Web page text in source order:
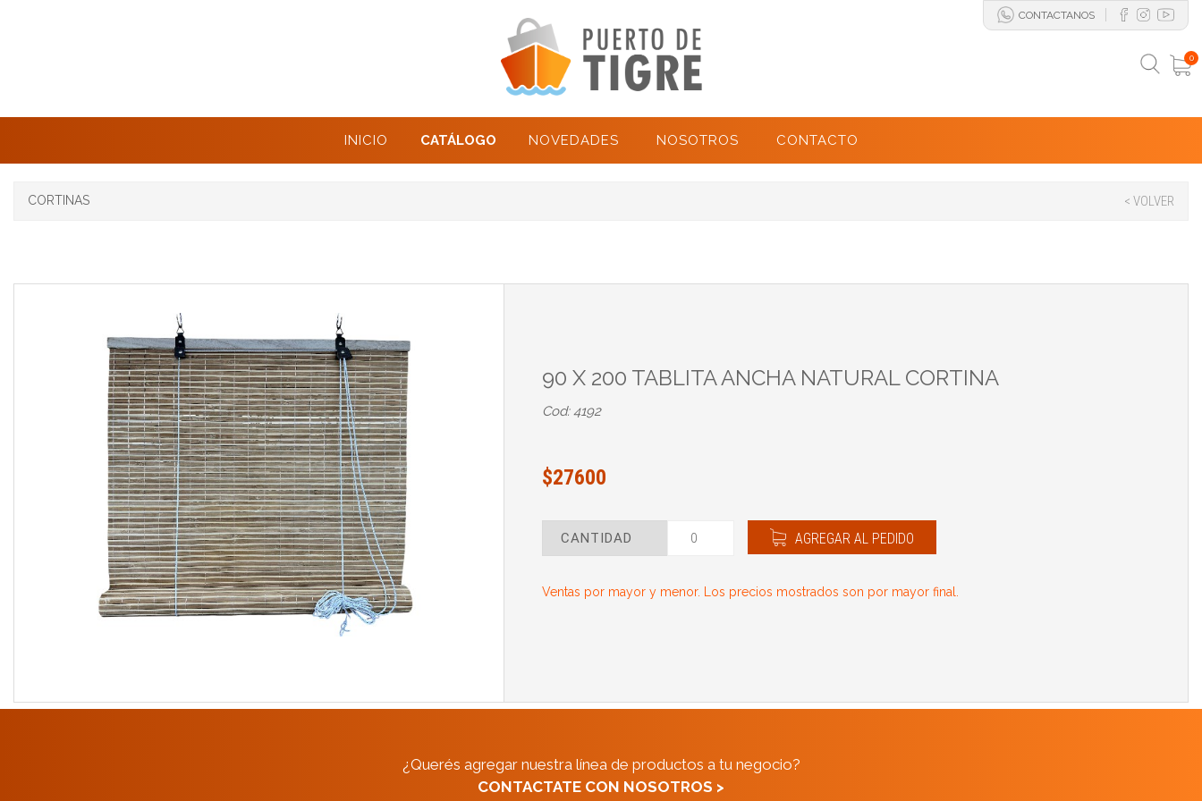
CONTACTANOS
0
INICIO CATÁLOGO NOVEDADES NOSOTROS CONTACTO
CORTINAS < VOLVER
90 X 200 TABLITA ANCHA NATURAL CORTINA
Cod: 4192
$27600
CANTIDAD AGREGAR AL PEDIDO
Ventas por mayor y menor. Los precios mostrados son por mayor final.
¿Querés agregar nuestra línea de productos a tu negocio?
CONTACTATE CON NOSOTROS >